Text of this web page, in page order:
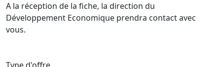
A la réception de la fiche, la direction du
Développement Economique prendra contact avec
vous.